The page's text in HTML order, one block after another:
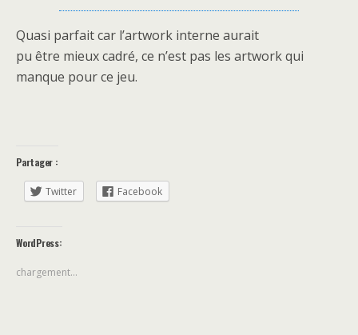
Quasi parfait car l’artwork interne aurait
pu être mieux cadré, ce n’est pas les artwork qui
manque pour ce jeu.
Partager :
Twitter Facebook
WordPress:
chargement…